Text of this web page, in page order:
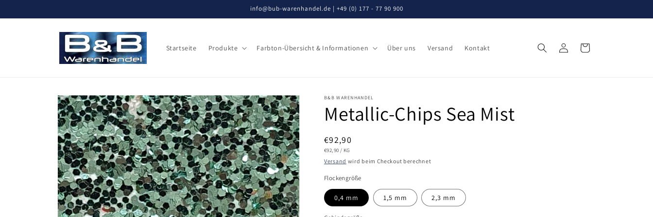
Inhalt
info@bub-warenhandel.de | +49 (0) 177 - 77 90 900
Startseite Produkte Farbton-Übersicht & Informationen Über uns Versand Kontakt EinloggenWarenkorb
Zu
Produktinformationen
springen
B&B WARENHANDEL
Metallic-Chips Sea Mist
Normaler
Preis
€92,90
GRUNDPREIS
€92,90 / PRO
KG
Versand wird beim Checkout berechnet
Flockengröße
0,4 mm 1,5 mm 2,3 mm